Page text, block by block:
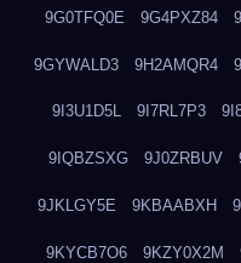
9G0TFQ0E 9G4PXZ84
9GYWALD3 9H2AMQR4
9I3U1D5L 9I7RL7P3
9IQBZSXG 9J0ZRBUV
9JKLGY5E 9KBAABXH
9KYCB7O6 9KZY0X2M